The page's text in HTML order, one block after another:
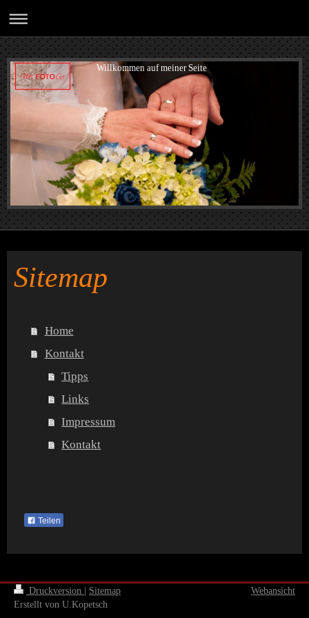
Willkommen auf meiner Seite
Sitemap
Home
Kontakt
Tipps
Links
Impressum
Kontakt
Teilen
Druckversion | Sitemap
Erstellt von U.Kopetsch
Webansicht